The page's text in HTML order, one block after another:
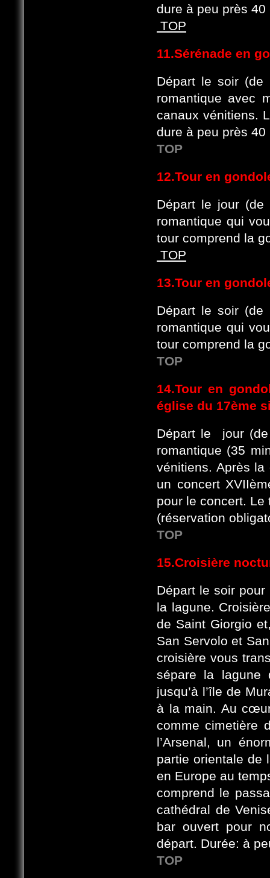
dure à peu près 40
TOP
11.Sérénade en
Départ le soir (de
romantique avec
canaux vénitiens.
dure à peu près 40
TOP
12.Tour en
Départ le jour
romantique qui
tour comprend la
TOP
13.Tour en
Départ le soir (de
romantique qui
tour comprend la
TOP
14.Tour en
église du 17ème
Départ le jour
romantique (35
vénitiens. Après la
un concert
pour le concert. Le
(réservation
TOP
15.Croisière
Départ le soir pour
la lagune.
de Saint Giorgio
San Servolo et
croisière vous
sépare la lagune
jusqu’à l’île de
à la main. Au
comme cimetière
l’Arsenal, un
partie orientale de
en Europe au
comprend le
cathédral de
bar ouvert pour
départ. Durée: à
TOP